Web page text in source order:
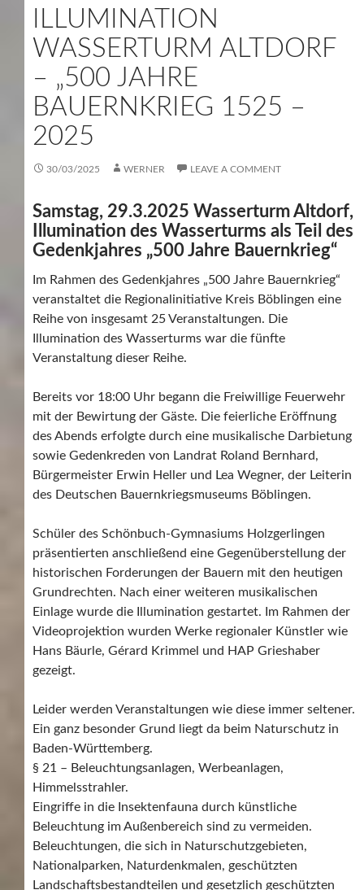
ILLUMINATION
WASSERTURM ALTDORF
– „500 JAHRE
BAUERNKRIEG 1525 –
2025
30/03/2025 WERNER LEAVE A COMMENT
Samstag, 29.3.2025 Wasserturm Altdorf,
Illumination des Wasserturms als Teil des
Gedenkjahres „500 Jahre Bauernkrieg“
Im Rahmen des Gedenkjahres „500 Jahre Bauernkrieg“
veranstaltet die Regionalinitiative Kreis Böblingen eine
Reihe von insgesamt 25 Veranstaltungen. Die
Illumination des Wasserturms war die fünfte
Veranstaltung dieser Reihe.
Bereits vor 18:00 Uhr begann die Freiwillige Feuerwehr
mit der Bewirtung der Gäste. Die feierliche Eröffnung
des Abends erfolgte durch eine musikalische Darbietung
sowie Gedenkreden von Landrat Roland Bernhard,
Bürgermeister Erwin Heller und Lea Wegner, der Leiterin
des Deutschen Bauernkriegsmuseums Böblingen.
Schüler des Schönbuch-Gymnasiums Holzgerlingen
präsentierten anschließend eine Gegenüberstellung der
historischen Forderungen der Bauern mit den heutigen
Grundrechten. Nach einer weiteren musikalischen
Einlage wurde die Illumination gestartet. Im Rahmen der
Videoprojektion wurden Werke regionaler Künstler wie
Hans Bäurle, Gérard Krimmel und HAP Grieshaber
gezeigt.
Leider werden Veranstaltungen wie diese immer seltener.
Ein ganz besonder Grund liegt da beim Naturschutz in
Baden-Württemberg.
§ 21 – Beleuchtungsanlagen, Werbeanlagen,
Himmelsstrahler.
Eingriffe in die Insektenfauna durch künstliche
Beleuchtung im Außenbereich sind zu vermeiden.
Beleuchtungen, die sich in Naturschutzgebieten,
Nationalparken, Naturdenkmalen, geschützten
Landschaftsbestandteilen und gesetzlich geschützten